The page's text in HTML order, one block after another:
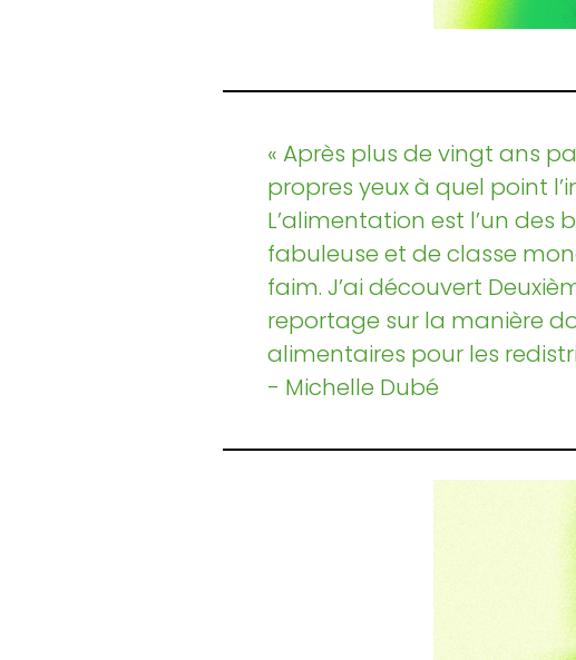
« Après plus de vingt ans
propres yeux à quel point
L’alimentation est l’un des
fabuleuse et de classe
faim. J’ai découvert
reportage sur la manière
alimentaires pour les
- Michelle Dubé